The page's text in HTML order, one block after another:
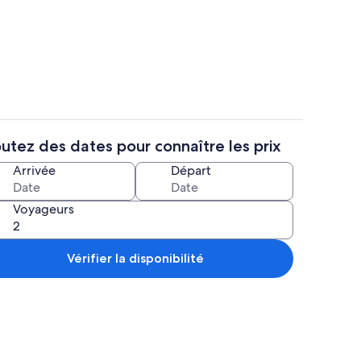
longues, serviettes de plage
des dates pour connaître les prix
Arrivée Départ
Voyageurs
Vérifier la disponibilité